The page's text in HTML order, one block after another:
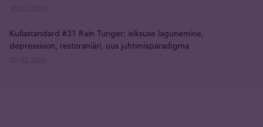
Kullastandard #31 Rain Tunger: isiksuse lagunemine,
depressioon, restoraniäri, uus juhtimisparadigma